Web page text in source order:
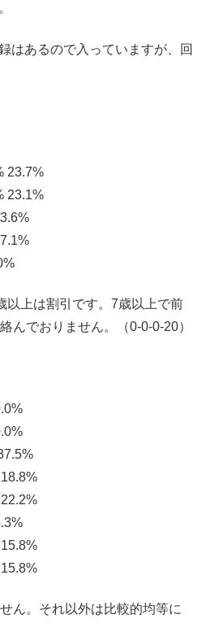
はあるので入っていますが、回
23.7%
23.1%
以上は割引です。7歳以上で前
んでおりません。（0-0-0-20）
ん。それ以外は比較的均等に